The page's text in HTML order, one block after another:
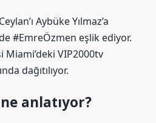
Aybüke Yılmaz’a
#EmreÖzmen eşlik ediyor.
Miami’deki VIP2000tv
dağıtılıyor.
anlatıyor?